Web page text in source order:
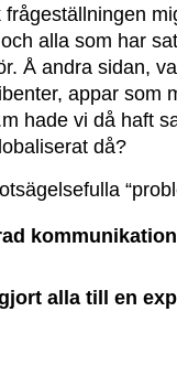
alla som har
Å andra sidan,
appar som
hade vi då haft
då?
alla till en